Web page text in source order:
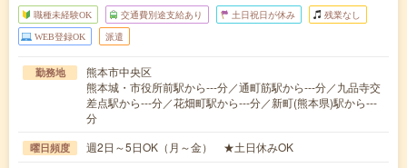
職種未経験OK 交通費別途支給あり 土日祝日が休み 残業なし
WEB登録OK 派遣
勤務地
熊本市中央区
熊本城・市役所前駅から---分／通町筋駅から---分／九品寺交
差点駅から---分／花畑町駅から---分／新町(熊本県)駅から---
分
曜日頻度 週2日～5日OK（月～金） ★土日休みOK